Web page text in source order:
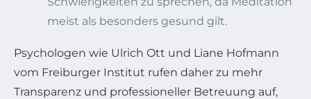
meist als besonders gesund gilt.
Psychologen wie Ulrich Ott und Liane Hofmann
vom Freiburger Institut rufen daher zu mehr
Transparenz und professioneller Betreuung auf,